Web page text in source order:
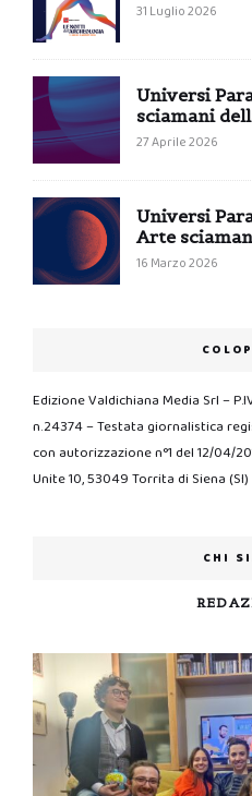
31 Luglio 2026
Universi
sciamani
27 Aprile 2026
Universi
Arte
16 Marzo 2026
Edizione Valdichiana Media Srl –
n.24374 – Testata giornalistica
con autorizzazione n°1 del 12/04/
Unite 10, 53049 Torrita di Siena (SI)
CHI